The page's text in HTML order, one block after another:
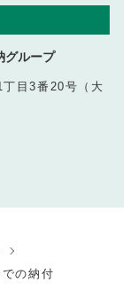
グループ
目3番20号（大
の納付